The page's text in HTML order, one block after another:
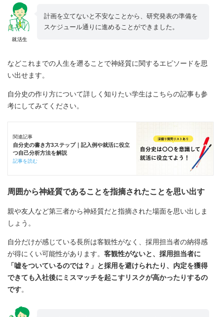
就活生
計画を立てないと不安なことから、研究発表の準備を
スケジュール通りに進めることができました。
などこれまでの人生を遡ることで神経質に関するエピソードを思
い出せます。
自分史の作り方について詳しく知りたい学生はこちらの記事も参
考にしてみてください。
関連記事
自分史の書き方3ステップ｜記入例や就活に役立
つ自己分析方法を解説
記事を読む
周囲から神経質であることを指摘されたことを思い出す
親や友人など第三者から神経質だと指摘された場面を思い出しま
しょう。
自分だけが感じている長所は客観性がなく、採用担当者の納得感
が得にくい可能性があります。 客観性がないと、採用担当者に
「嘘をついているのでは？」と採用を避けられたり、内定を獲得
できても入社後にミスマッチを起こすリスクが高かったりするの
です。